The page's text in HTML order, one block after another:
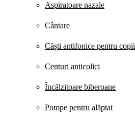
Aspiratoare nazale
Cântare
Căști antifonice pentru copii
Centuri anticolici
Încălzitoare biberoane
Pompe pentru alăptat